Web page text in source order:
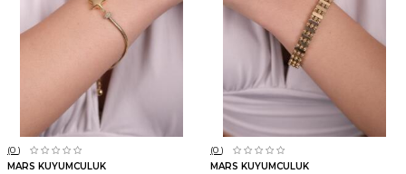
(0 )
MARS KUYUMCULUK
(0 )
MARS KUYUMCULUK